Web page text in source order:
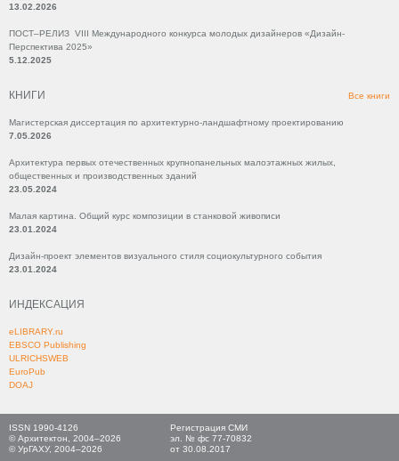
13.02.2026
ПОСТ–РЕЛИЗ VIII Международного конкурса молодых дизайнеров «Дизайн-
Перспектива 2025»
5.12.2025
КНИГИ Все книги
Магистерская диссертация по архитектурно-ландшафтному проектированию
7.05.2026
Архитектура первых отечественных крупнопанельных малоэтажных жилых,
общественных и производственных зданий
23.05.2024
Малая картина. Общий курс композиции в станковой живописи
23.01.2024
Дизайн-проект элементов визуального стиля социокультурного события
23.01.2024
ИНДЕКСАЦИЯ
eLIBRARY.ru
EBSCO Publishing
ULRICHSWEB
EuroPub
DOAJ
ISSN 1990-4126
© Архитектон, 2004–2026
© УрГАХУ, 2004–2026
Регистрация СМИ
эл. № фс 77-70832
от 30.08.2017